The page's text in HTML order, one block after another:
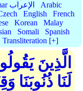
Grammar الإعراب
Arabic
English
French
Korean
Malay
Somali
Spanish
Transliteration [+]
الَّذِينَ
لَنَا ذُنُوبَنَا